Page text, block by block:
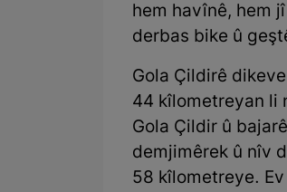
hem havînê, hem
derbas bike û
Gola Çildirê
44 kîlometreyan li
Gola Çildir û
demjimêrek û nîv
58 kîlometreye.